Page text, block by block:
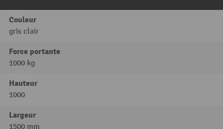
Couleur
gris clair
Force portante
1000 kg
Hauteur
1000
Largeur
1500 mm